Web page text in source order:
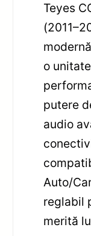
Teyes
o
putere
audio
Auto/
reglabil
merită